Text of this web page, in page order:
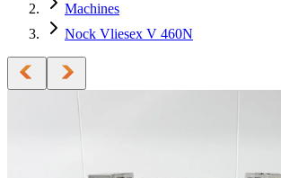
Machines
Nock Vliesex V 460N